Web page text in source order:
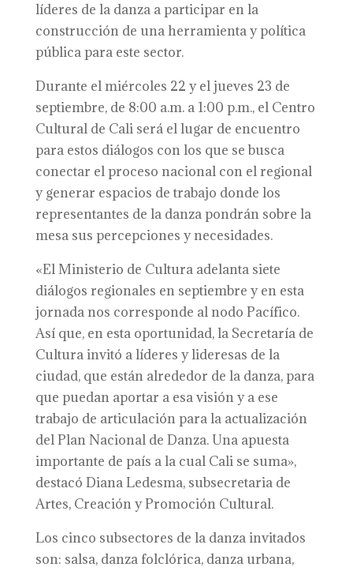
líderes de la danza a participar en la
construcción de una herramienta y política
pública para este sector.
Durante el miércoles 22 y el jueves 23 de
septiembre, de 8:00 a.m. a 1:00 p.m., el Centro
Cultural de Cali será el lugar de encuentro
para estos diálogos con los que se busca
conectar el proceso nacional con el regional
y generar espacios de trabajo donde los
representantes de la danza pondrán sobre la
mesa sus percepciones y necesidades.
«El Ministerio de Cultura adelanta siete
diálogos regionales en septiembre y en esta
jornada nos corresponde al nodo Pacífico.
Así que, en esta oportunidad, la Secretaría de
Cultura invitó a líderes y lideresas de la
ciudad, que están alrededor de la danza, para
que puedan aportar a esa visión y a ese
trabajo de articulación para la actualización
del Plan Nacional de Danza. Una apuesta
importante de país a la cual Cali se suma»,
destacó Diana Ledesma, subsecretaria de
Artes, Creación y Promoción Cultural.
Los cinco subsectores de la danza invitados
son: salsa, danza folclórica, danza urbana,